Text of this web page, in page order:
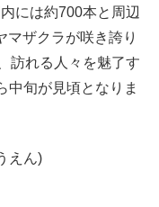
には約700本と周辺
マザクラが咲き誇り
訪れる人々を魅了す
中旬が見頃となりま
えん)